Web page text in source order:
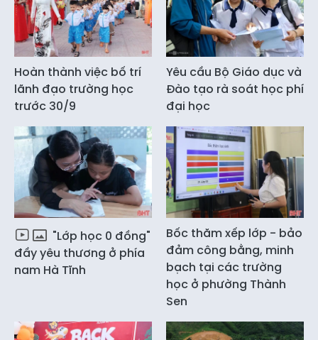
Hoàn thành việc bố trí
lãnh đạo trường học
trước 30/9
Yêu cầu Bộ Giáo dục và
Đào tạo rà soát học phí
đại học
"Lớp học 0 đồng"
đầy yêu thương ở phía
nam Hà Tĩnh
Bốc thăm xếp lớp - bảo
đảm công bằng, minh
bạch tại các trường
học ở phường Thành
Sen